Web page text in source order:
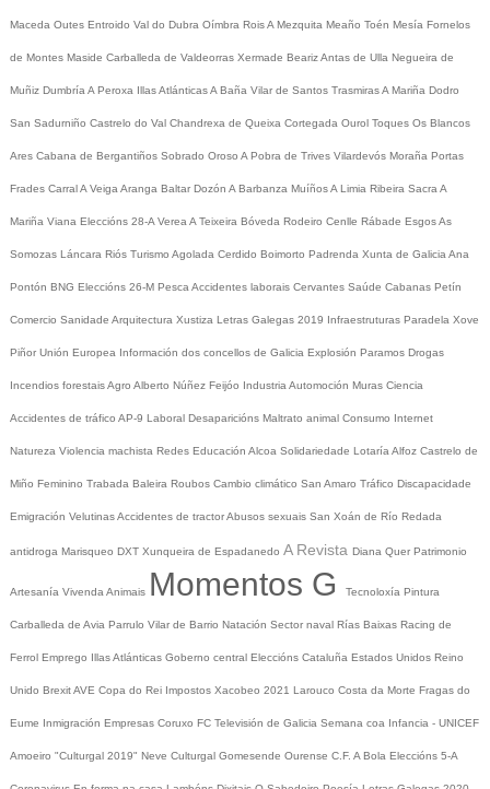
Maceda Outes Entroido Val do Dubra Oímbra RoisA Mezquita Meaño Toén Mesía Fornelos
de Montes Maside Carballeda de Valdeorras Xermade BearizAntas de Ulla Negueira de
Muñiz Dumbría A Peroxa Illas AtlánticasA Baña Vilar de Santos TrasmirasA Mariña Dodro
San Sadurniño Castrelo do Val Chandrexa de Queixa Cortegada Ourol Toques Os Blancos
Ares Cabana de Bergantiños Sobrado Oroso A Pobra de Trives Vilardevós Moraña Portas
Frades CarralA Veiga Aranga Baltar Dozón A Barbanza MuíñosA Limia Ribeira Sacra A
Mariña Viana Eleccións 28-A Verea A Teixeira Bóveda Rodeiro Cenlle Rábade EsgosAs
Somozas Láncara Riós Turismo Agolada Cerdido Boimorto Padrenda Xunta de Galicia Ana
Pontón BNG Eleccións 26-M Pesca Accidentes laborais Cervantes Saúde Cabanas Petín
Comercio Sanidade Arquitectura Xustiza Letras Galegas 2019 Infraestruturas Paradela Xove
Piñor Unión Europea Información dos concellos de Galicia Explosión Paramos Drogas
Incendios forestaisAgro Alberto Núñez Feijóo Industria Automoción Muras Ciencia
Accidentes de tráfico AP-9 Laboral Desaparicións Maltrato animal Consumo Internet
Natureza Violencia machista Redes Educación Alcoa Solidariedade Lotaría Alfoz Castrelo de
Miño Feminino Trabada Baleira Roubos Cambio climático San Amaro Tráfico Discapacidade
Emigración VelutinasAccidentes de tractorAbusos sexuais San Xoán de Río Redada
antidroga Marisqueo DXT Xunqueira de Espadanedo A Revista Diana Quer Patrimonio
Artesanía Vivenda Animais Momentos G Tecnoloxía Pintura
Carballeda de Avia Parrulo Vilar de Barrio Natación Sector naval Rías Baixas Racing de
Ferrol Emprego Illas Atlánticas Goberno central Eleccións Cataluña Estados Unidos Reino
Unido BrexitAVE Copa do Rei Impostos Xacobeo 2021 Larouco Costa da Morte Fragas do
Eume Inmigración Empresas Coruxo FC Televisión de Galicia Semana coa Infancia - UNICEF
Amoeiro "Culturgal 2019" Neve Culturgal Gomesende Ourense C.F. A Bola Eleccións 5-A